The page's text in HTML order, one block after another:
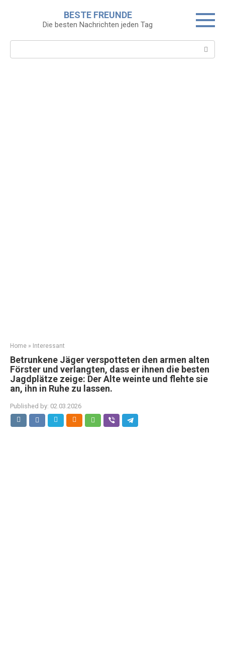
BESTE FREUNDE
Die besten Nachrichten jeden Tag
Search:
Home » Interessant
Betrunkene Jäger verspotteten den armen alten
Förster und verlangten, dass er ihnen die besten
Jagdplätze zeige: Der Alte weinte und flehte sie
an, ihn in Ruhe zu lassen.
Published by: 02.03.2026